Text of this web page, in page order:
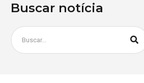
Buscar notícia